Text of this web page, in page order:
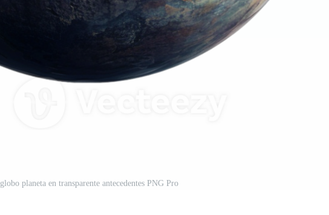
globo planeta en transparente antecedentes PNG Pro